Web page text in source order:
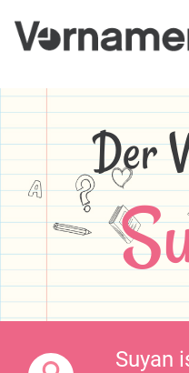
Der
Suyan